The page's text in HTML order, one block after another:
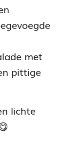
met
pittige
lichte